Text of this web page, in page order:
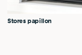
Stores papillon